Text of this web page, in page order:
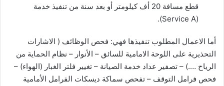
قطع مسافة 20 أف كيلومتر أو بعد سنة من تنفيذ خدمة
(Service A).
أما الاعمال المطلوب تنفيذها فهي: فحص الوظائف ( الاشارات
التحذيرية على اللوحة الامامية للسائق – الأنوار – نظام الحماية من
الرياح ….) – تصفير عداد خدمة الصيانة – تغيير فلتر الغبار (الهواء) –
فحص فرامل التوقف – تفحص سماكة ديسكات الفرامل الأمامية